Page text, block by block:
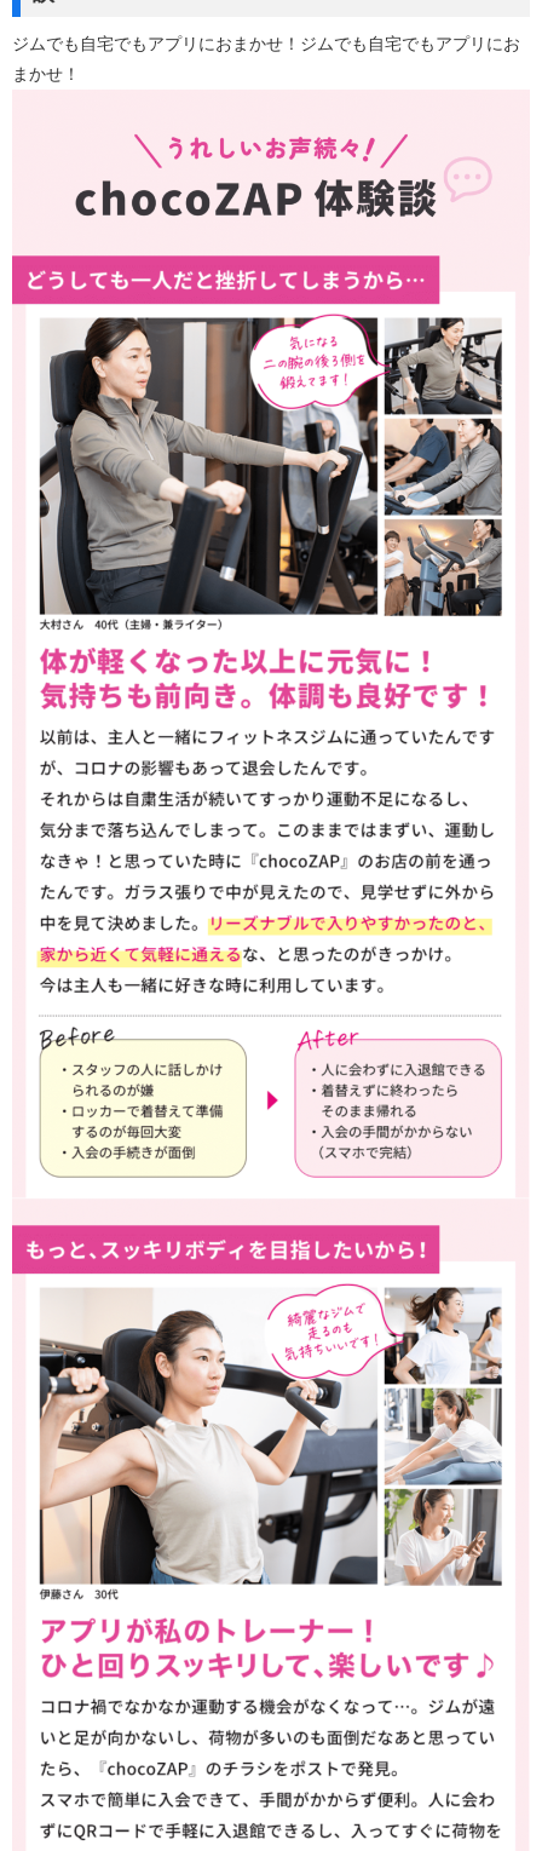
ジムでも自宅でもアプリにおまかせ！ジムでも自宅でもアプリにお
まかせ！